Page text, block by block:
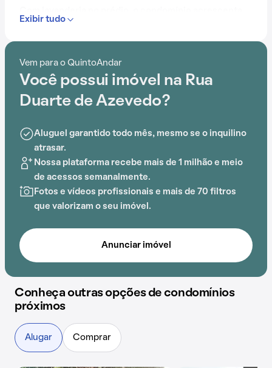
conveniência é aprimorada pela proximidade com
Santana, CHSP, Escola Professor Antônio Lisboa e
Estação Jardim São Paulo - Ayrton Senna, tornando a
vida diária mais fácil.
Exibir tudo
Vem para o QuintoAndar
Você possui imóvel na Rua
Duarte de Azevedo?
Aluguel garantido todo mês, mesmo se o inquilino
atrasar.
Nossa plataforma recebe mais de 1 milhão e meio
de acessos semanalmente.
Fotos e vídeos profissionais e mais de 70 filtros
que valorizam o seu imóvel.
Anunciar imóvel
Conheça outras opções de condomínios
próximos
Alugar Comprar